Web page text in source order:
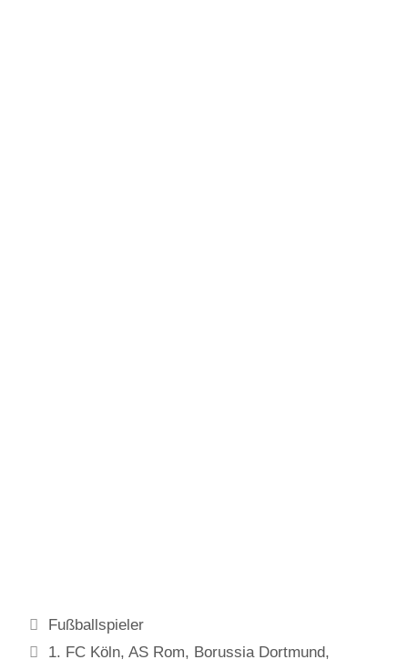
Kategorien
Fußballspieler
Schlagwörter
1. FC Köln,AS Rom, Borussia Dortmund,